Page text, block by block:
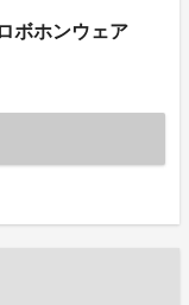
ボホンウェア